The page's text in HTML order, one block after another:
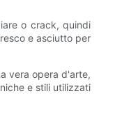
o crack, quindi
e asciutto per
vera opera d'arte,
e stili utilizzati